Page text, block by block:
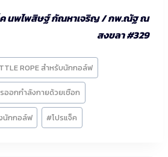
จ็ค นพไพสิษฐ์ กัณหาเจริญ / กพ.ณัฐ ณ
สงขลา #329
ROPE สำหรับนักกอล์ฟ
ออกกำลังกายด้วยเชือก
นักกอล์ฟ #โปรแจ็ค